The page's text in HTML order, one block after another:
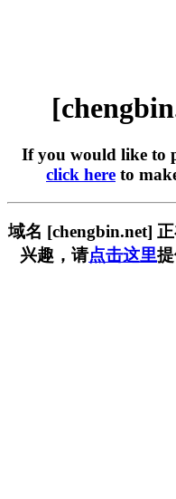
If you would like to
click here to
域名 [chengbin.net]
兴趣，请点击这里